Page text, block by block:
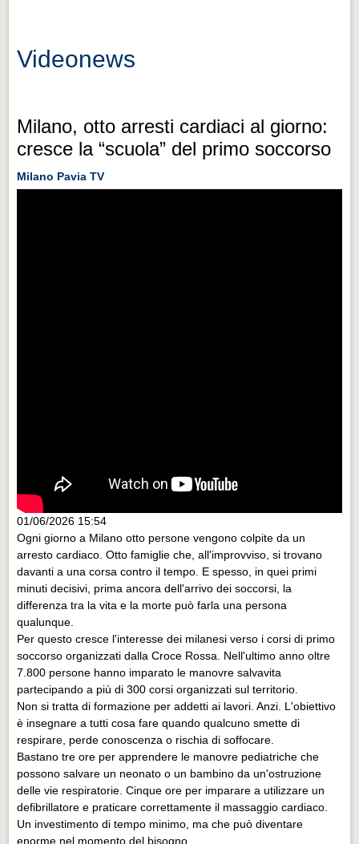
Videonews
Milano, otto arresti cardiaci al giorno:
cresce la “scuola” del primo soccorso
Milano Pavia TV
01/06/2026 15:54
Ogni giorno a Milano otto persone vengono colpite da un
arresto cardiaco. Otto famiglie che, all'improvviso, si trovano
davanti a una corsa contro il tempo. E spesso, in quei primi
minuti decisivi, prima ancora dell'arrivo dei soccorsi, la
differenza tra la vita e la morte può farla una persona
qualunque.
Per questo cresce l'interesse dei milanesi verso i corsi di primo
soccorso organizzati dalla Croce Rossa. Nell'ultimo anno oltre
7.800 persone hanno imparato le manovre salvavita
partecipando a più di 300 corsi organizzati sul territorio.
Non si tratta di formazione per addetti ai lavori. Anzi. L'obiettivo
è insegnare a tutti cosa fare quando qualcuno smette di
respirare, perde conoscenza o rischia di soffocare.
Bastano tre ore per apprendere le manovre pediatriche che
possono salvare un neonato o un bambino da un'ostruzione
delle vie respiratorie. Cinque ore per imparare a utilizzare un
defibrillatore e praticare correttamente il massaggio cardiaco.
Un investimento di tempo minimo, ma che può diventare
enorme nel momento del bisogno.